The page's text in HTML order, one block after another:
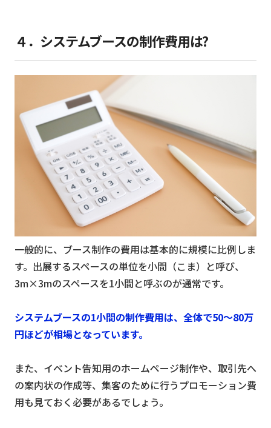
４．システムブースの制作費用は?
一般的に、ブース制作の費用は基本的に規模に比例しま
す。出展するスペースの単位を小間（こま）と呼び、
3m×3mのスペースを1小間と呼ぶのが通常です。
システムブースの1小間の制作費用は、全体で50〜80万
円ほどが相場となっています。
また、イベント告知用のホームページ制作や、取引先へ
の案内状の作成等、集客のために行うプロモーション費
用も見ておく必要があるでしょう。